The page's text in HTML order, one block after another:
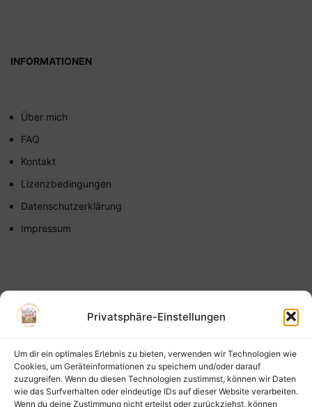
Privatsphäre-Einstellungen
Um dir ein optimales Erlebnis zu bieten, verwenden wir Technologien wie
Cookies, um Geräteinformationen zu speichern und/oder darauf
zuzugreifen. Wenn du diesen Technologien zustimmst, können wir Daten
wie das Surfverhalten oder eindeutige IDs auf dieser Website verarbeiten.
Wenn du deine Zustimmung nicht erteilst oder zurückziehst, können
INFORMATIONEN
Über mich
FAQ
Kontakt
Lizenzbedingungen
Datenschutzerklärung
Impressum